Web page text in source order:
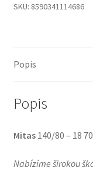
SKU: 8590341114686
Popis
Popis
Mitas140/80 – 18
Nabízíme širokou